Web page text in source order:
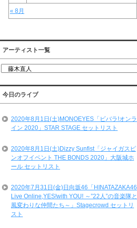
« 8月
アーティスト一覧
テ
ィ
ス
一
今日のライブ
2020年8月1日(土)MONOEYES「ビバラ!オンラ
イン 2020」STAR STAGE セットリスト
2020年8月1日(土)Dizzy Sunfist「ジャイガスピ
ンオフイベント THE BONDS 2020」大阪城ホ
ール セットリスト
2020年7月31日(金)日向坂46「HINATAZAKA46
Live Online,YES!with YOU! ～”22人”の音楽隊と
風変わりな仲間たち～」Stagecrowd セットリ
スト